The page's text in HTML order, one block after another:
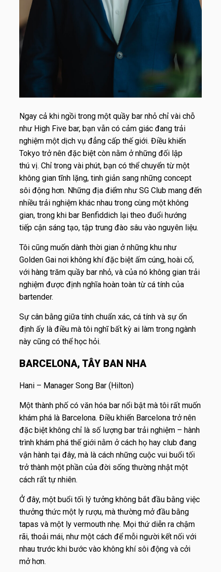
Ngay cả khi ngồi trong một quầy bar nhỏ chỉ vài chỗ
như High Five bar, bạn vẫn có cảm giác đang trải
nghiệm một dịch vụ đẳng cấp thế giới. Điều khiến
Tokyo trở nên đặc biệt còn nằm ở những đối lập
thú vị. Chỉ trong vài phút, bạn có thể chuyển từ một
không gian tĩnh lặng, tinh giản sang những concept
sôi động hơn. Những địa điểm như SG Club mang đến
nhiều trải nghiệm khác nhau trong cùng một không
gian, trong khi bar Benfiddich lại theo đuổi hướng
tiếp cận sáng tạo, tập trung đào sâu vào nguyên liệu.
Tôi cũng muốn dành thời gian ở những khu như
Golden Gai nơi không khí đặc biệt ấm cúng, hoài cổ,
với hàng trăm quầy bar nhỏ, và của nó không gian trải
nghiệm được định nghĩa hoàn toàn từ cá tính của
bartender.
Sự cân bằng giữa tính chuẩn xác, cá tính và sự ổn
định ấy là điều mà tôi nghĩ bất kỳ ai làm trong ngành
này cũng có thể học hỏi.
BARCELONA, TÂY BAN NHA
Hani – Manager Song Bar (Hilton)
Một thành phố có văn hóa bar nổi bật mà tôi rất muốn
khám phá là Barcelona. Điều khiến Barcelona trở nên
đặc biệt không chỉ là số lượng bar trải nghiệm – hành
trình khám phá thế giới nằm ở cách họ hay club đang
vận hành tại đây, mà là cách những cuộc vui buổi tối
trở thành một phần của đời sống thường nhật một
cách rất tự nhiên.
Ở đây, một buổi tối lý tưởng không bắt đầu bằng việc
thưởng thức một ly rượu, mà thường mở đầu bằng
tapas và một ly vermouth nhẹ. Mọi thứ diễn ra chậm
rãi, thoải mái, như một cách để mỗi người kết nối với
nhau trước khi bước vào không khí sôi động và cởi
mở hơn.